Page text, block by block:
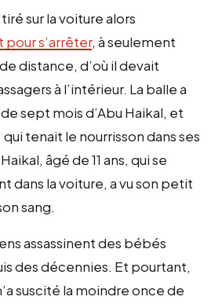
sur la voiture alors
pour s’arrêter, à seulement
distance, d’où il devait
à l’intérieur. La balle a
sept mois d’Abu Haikal, et
tenait le nourrisson dans ses
âgé de 11 ans, qui se
dans la voiture, a vu son petit
sang.
assassinent des bébés
des décennies. Et pourtant,
suscité la moindre once de